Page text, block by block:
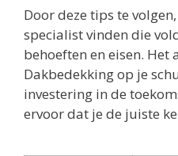
Door deze tips te
specialist vinden die
behoeften en eisen. Het
Dakbedekking op je
investering in de
ervoor dat je de juiste